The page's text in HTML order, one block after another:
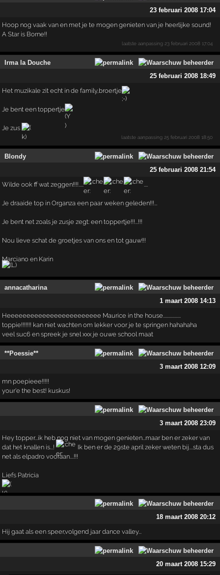
23 februari 2008 17:04
Hoop nog vaak van en met je te mogen genieten van je heerlijke sound!
A Star is Borne!!
laatste aanpassing 23 februari 2008 17:04
Irma la Douche
25 februari 2008 18:49
Het muzikale zit echt in de family,broertje
Je bent een toppertje
Je zus
laatste aanpassing 25 februari 2008 18:50
Blondy
25 februari 2008 21:54
Wilde ook ff wat zeggen!!!!..... ....
Je draaide top in Organza een paar weken geleden!!!...
Je bent net zoals je zusje zegt: een toppertje!!!...!!!
Nou lieve schat de groetjes van ons en tot gauw!!!
Marciano en Karin
annacatharina
1 maart 2008 14:13
Heeeeeeeeeeeeeeeeeeeeeeee Maurice in the house..................
toppie!!!!!!! kan niet wachten om lekker voor je te springen hahahaha
veel suc6 en spreek je snel xxx je ouwe school maat
**Poessie**
3 maart 2008 12:09
mn poepieee!!!!!
your'e the best! kuskus!
3 maart 2008 23:09
Hey topper...ik heb nog niet van mogen genieten...maar ben er zeker van
dat het knallen is...!
Ik ben er de 29ste april zeker weten bij....sta dus
net als elpadro vooraan....!!!
Liefs Patricia
18 maart 2008 20:12
Hij gaat als een speer,volgend jaar dance valley...
20 maart 2008 15:29